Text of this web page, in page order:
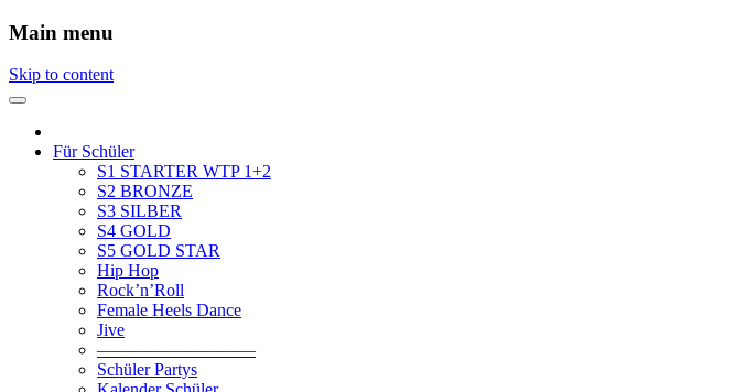
Main menu
Skip to content
Für Schüler
S1 STARTER WTP 1+2
S2 BRONZE
S3 SILBER
S4 GOLD
S5 GOLD STAR
Hip Hop
Rock’n’Roll
Female Heels Dance
Jive
—————————
Schüler Partys